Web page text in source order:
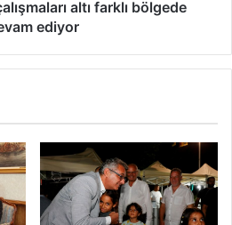
altı farklı bölgede
ediyor